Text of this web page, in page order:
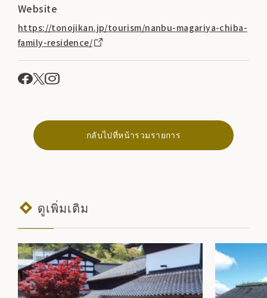
Website
https://tonojikan.jp/tourism/nanbu-magariya-chiba-
family-residence/
กลับไปที่หน้ารวมรายการ
ดูเพิ่มเติม